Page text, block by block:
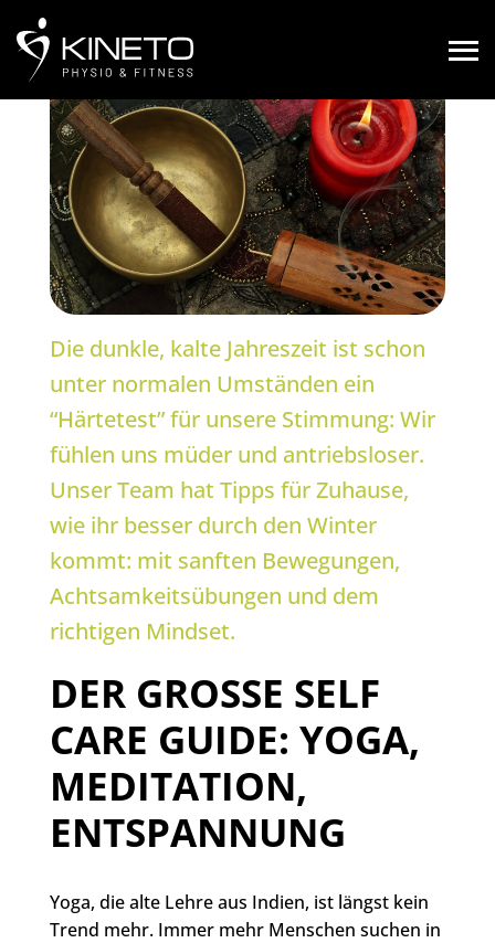
DER GROSSE SELF C
ARE GUIDE: YOGA, M
EDITATION, E
NTSPANNUNG
Die dunkle, kalte Jahreszeit ist schon
unter normalen Umständen ein
“Härtetest” für unsere Stimmung: Wir
fühlen uns müder und antriebsloser.
Unser Team hat Tipps für Zuhause,
wie ihr besser durch den Winter
kommt: mit sanften Bewegungen,
Achtsamkeitsübungen und dem
richtigen Mindset.
Yoga, die alte Lehre aus Indien, ist längst kein
Trend mehr. Immer mehr Menschen suchen in